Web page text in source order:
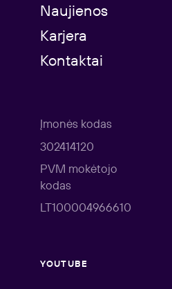
Naujienos
Karjera
Kontaktai
Įmonės kodas
302414120
PVM mokėtojo
kodas
LT100004966610
YOUTUBE